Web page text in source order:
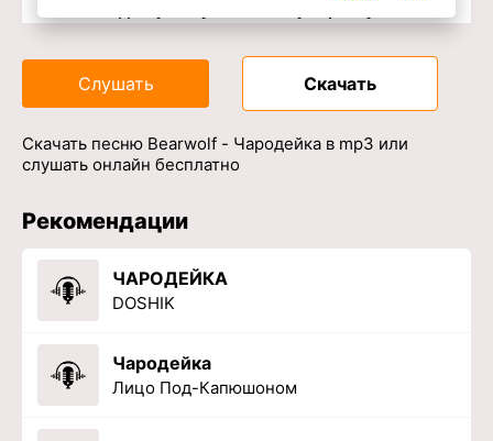
Слушать Скачать
Скачать песню Bearwolf - Чародейка в mp3 или
слушать онлайн бесплатно
Рекомендации
ЧАРОДЕЙКА
DOSHIK
Чародейка
Лицо Под-Капюшоном